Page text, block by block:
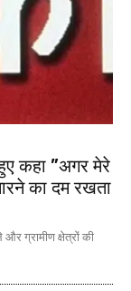
कहा ”अगर मेरे
का दम रखता
ग्रामीण क्षेत्रों की